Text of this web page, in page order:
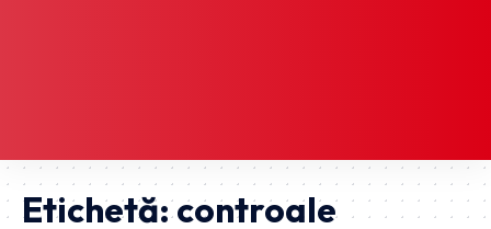
Etichetă:controale